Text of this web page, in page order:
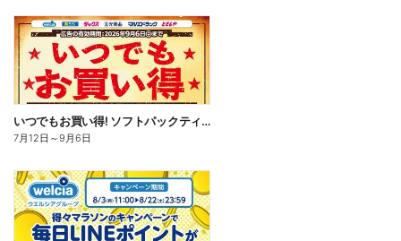
いつでもお買い得! ソフトパックティッシュ
7月12日 ～9月6日